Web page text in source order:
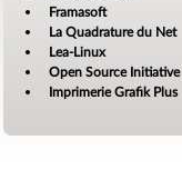
Framasoft
La Quadrature du Net
Lea-Linux
Open Source Initiative
Imprimerie Grafik Plus